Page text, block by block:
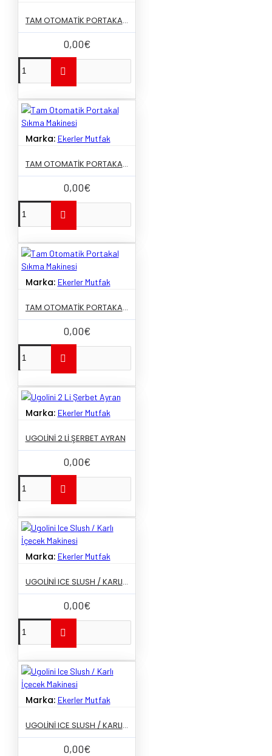
TAM OTOMATIK PORTAKAL SIKMA MAKINESI
0,00€
Marka: Ekerler Mutfak
TAM OTOMATIK PORTAKAL SIKMA MAKINESI
0,00€
Marka: Ekerler Mutfak
TAM OTOMATIK PORTAKAL SIKMA MAKINESI
0,00€
Marka: Ekerler Mutfak
UGOLINI 2 LI ŞERBET AYRAN
0,00€
Marka: Ekerler Mutfak
UGOLINI ICE SLUSH / KARLI İÇECEK MAKINESI
0,00€
Marka: Ekerler Mutfak
UGOLINI ICE SLUSH / KARLI İÇECEK MAKINESI
0,00€